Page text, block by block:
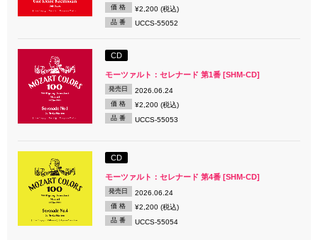
価 格 ¥2,200 (税込)
品 番 UCCS-55052
CD
モーツァルト：セレナード 第1番 [SHM-CD]
発売日 2026.06.24
価 格 ¥2,200 (税込)
品 番 UCCS-55053
CD
モーツァルト：セレナード 第4番 [SHM-CD]
発売日 2026.06.24
価 格 ¥2,200 (税込)
品 番 UCCS-55054